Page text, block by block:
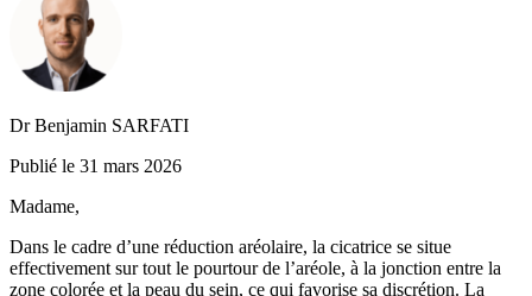
Dr Benjamin SARFATI
Publié le 31 mars 2026
Madame,
Dans le cadre d’une réduction aréolaire, la cicatrice se situe
effectivement sur tout le pourtour de l’aréole, à la jonction entre la
zone colorée et la peau du sein, ce qui favorise sa discrétion. La